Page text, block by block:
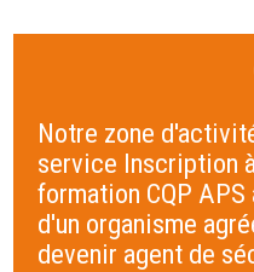
Notre zone
service Inscription
formation CQP APS
d'un organisme
devenir agent de